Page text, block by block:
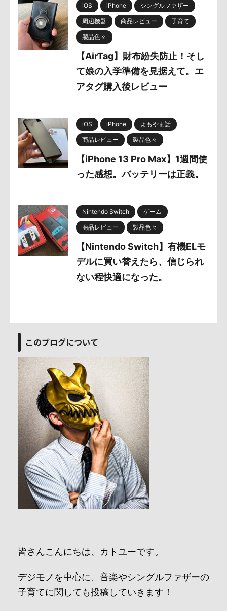
iOS iPhone シングルファザー
周辺機器 商品レビュー 子育て
製品色々
【AirTag】財布紛失防止！そし
て娘の入学準備を見据えて。エ
アタグ購入後レビュー
iOS iPhone よもやま話
商品レビュー 製品色々
【iPhone 13 Pro Max】1週間使
った感想。バッテリーは正義。
Nintendo Switch ゲーム
商品レビュー 製品色々
【Nintendo Switch】有機ELモ
デルに買い替えたら、信じられ
ない程快適になった。
このブログについて
皆さんこんにちは、カトユーです。
デジモノを中心に、音楽やシングルファザーの
子育てに関しても投稿していきます！